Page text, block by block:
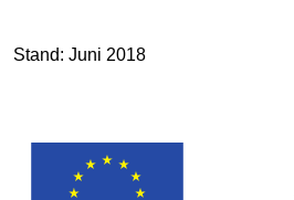
Stand: Juni 2018